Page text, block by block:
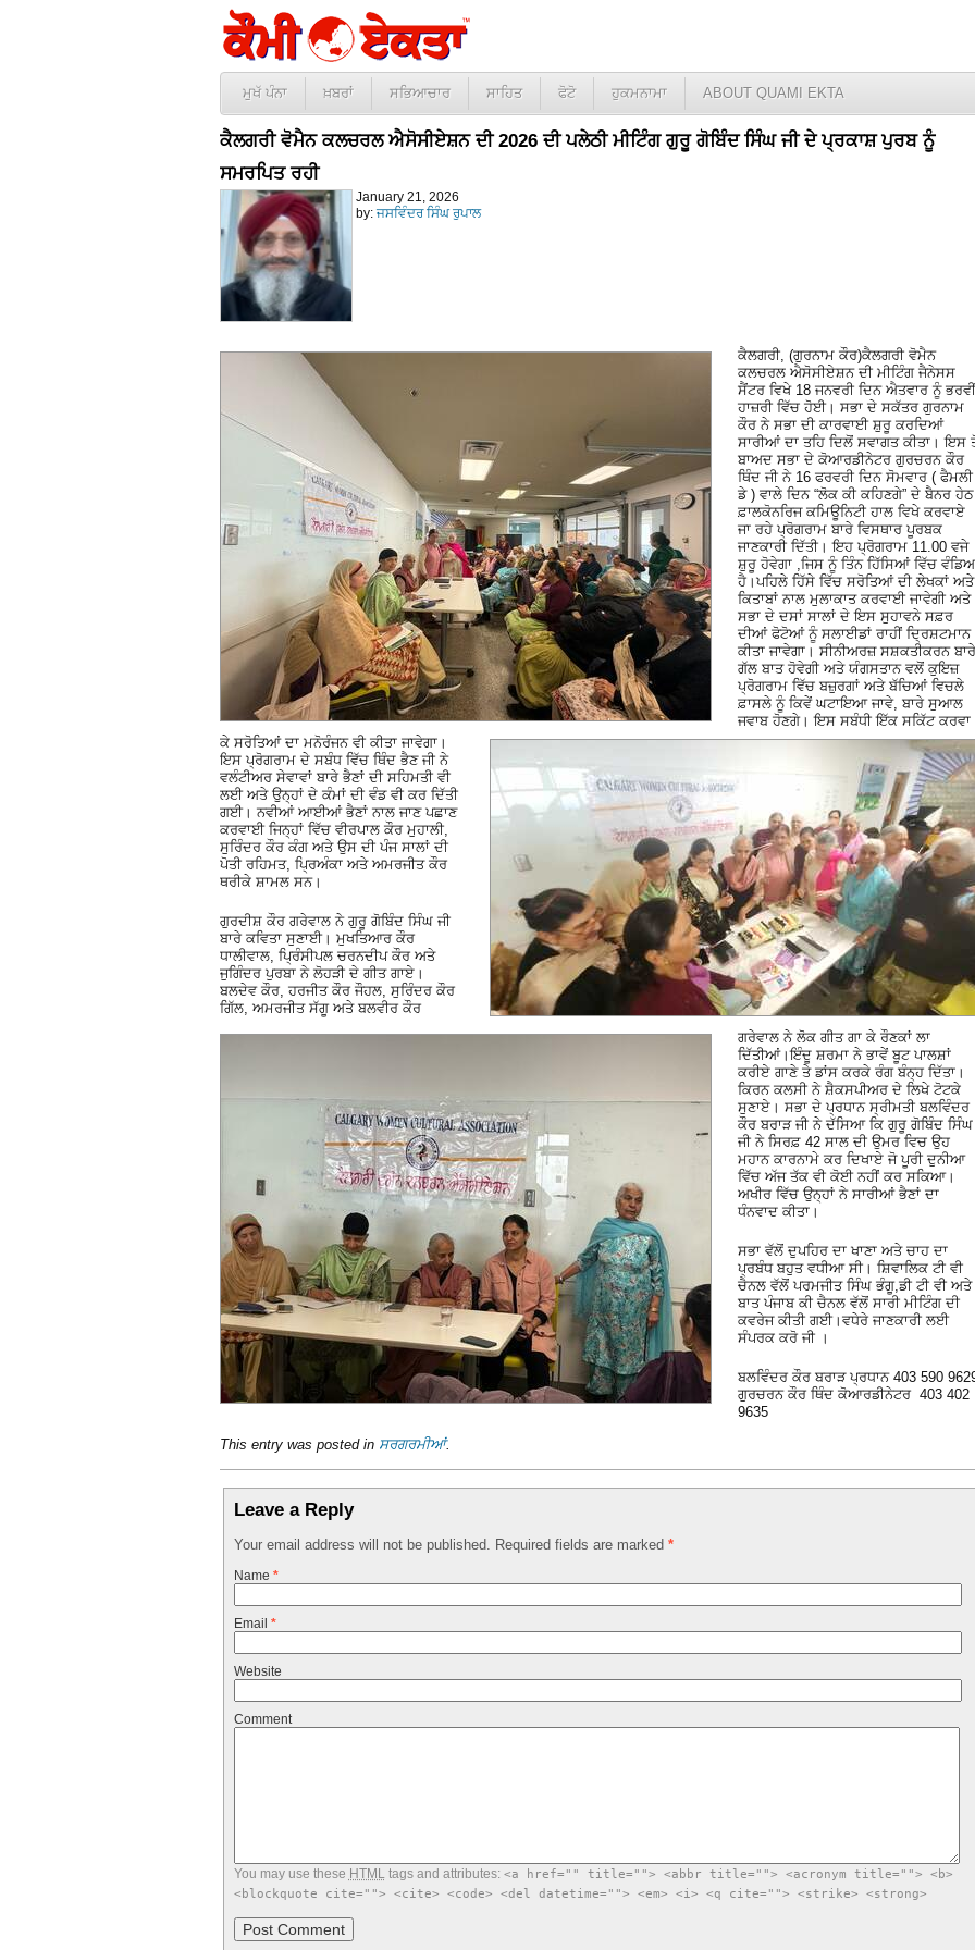
ਮੁਖੱ ਪੰਨਾ ਖ਼ਬਰਾਂ ਸਭਿਆਚਾਰ ਸਾਹਿਤ ਫੋਟੋ ਹੁਕਮਨਾਮਾ ABOUT QUAMI EKTA
ਕੈਲਗਰੀ ਵੋਮੈਨ ਕਲਚਰਲ ਐਸੋਸੀਏਸ਼ਨ ਦੀ 2026 ਦੀ ਪਲੇਠੀ ਮੀਟਿੰਗ ਗੁਰੂ ਗੋਬਿੰਦ ਸਿੰਘ ਜੀ ਦੇ ਪ੍ਰਕਾਸ਼ ਪੁਰਬ ਨੂੰ
ਸਮਰਪਿਤ ਰਹੀ
January 21, 2026
by: ਜਸਵਿੰਦਰ ਸਿੰਘ ਰੁਪਾਲ
ਕੈਲਗਰੀ, (ਗੁਰਨਾਮ ਕੌਰ)ਕੈਲਗਰੀ ਵੋਮੈਨ
ਕਲਚਰਲ ਐਸੋਸੀਏਸ਼ਨ ਦੀ ਮੀਟਿੰਗ ਜੈਨੇਸਸ
ਸੈਂਟਰ ਵਿਖੇ 18 ਜਨਵਰੀ ਦਿਨ ਐਤਵਾਰ ਨੂੰ ਭਰਵੀਂ
ਹਾਜ਼ਰੀ ਵਿੱਚ ਹੋਈ। ਸਭਾ ਦੇ ਸਕੱਤਰ ਗੁਰਨਾਮ
ਕੌਰ ਨੇ ਸਭਾ ਦੀ ਕਾਰਵਾਈ ਸ਼ੁਰੂ ਕਰਦਿਆਂ
ਸਾਰੀਆਂ ਦਾ ਤਹਿ ਦਿਲੋਂ ਸਵਾਗਤ ਕੀਤਾ। ਇਸ
ਬਾਅਦ ਸਭਾ ਦੇ ਕੋਆਰਡੀਨੇਟਰ ਗੁਰਚਰਨ ਕੌਰ
ਥਿੰਦ ਜੀ ਨੇ 16 ਫਰਵਰੀ ਦਿਨ ਸੋਮਵਾਰ ( ਫੈਮਲੀ
ਡੇ ) ਵਾਲੇ ਦਿਨ “ਲੋਕ ਕੀ ਕਹਿਣਗੇ” ਦੇ ਬੈਨਰ ਹੇਠ
ਫ਼ਾਲਕੋਨਰਿਜ ਕਮਿਊਨਿਟੀ ਹਾਲ ਵਿਖੇ ਕਰਵਾਏ
ਜਾ ਰਹੇ ਪ੍ਰੋਗਰਾਮ ਬਾਰੇ ਵਿਸਥਾਰ ਪੂਰਬਕ
ਜਾਣਕਾਰੀ ਦਿੱਤੀ। ਇਹ ਪ੍ਰੋਗਰਾਮ 11.00 ਵਜੇ
ਸ਼ੁਰੂ ਹੋਵੇਗਾ ,ਜਿਸ ਨੂੰ ਤਿੰਨ ਹਿੱਸਿਆਂ ਵਿੱਚ
ਹੈ।ਪਹਿਲੇ ਹਿੱਸੇ ਵਿੱਚ ਸਰੋਤਿਆਂ ਦੀ ਲੇਖਕਾਂ ਅਤੇ
ਕਿਤਾਬਾਂ ਨਾਲ ਮੁਲਾਕਾਤ ਕਰਵਾਈ ਜਾਵੇਗੀ ਅਤੇ
ਸਭਾ ਦੇ ਦਸਾਂ ਸਾਲਾਂ ਦੇ ਇਸ ਸੁਹਾਵਨੇ ਸਫ਼ਰ
ਦੀਆਂ ਫੋਟੋਆਂ ਨੂੰ ਸਲਾਈਡਾਂ ਰਾਹੀਂ ਦ੍ਰਿਸ਼ਟਮਾਨ
ਕੀਤਾ ਜਾਵੇਗਾ। ਸੀਨੀਅਰਜ਼ ਸਸ਼ਕਤੀਕਰਨ ਬਾਰੇ
ਗੱਲ ਬਾਤ ਹੋਵੇਗੀ ਅਤੇ ਯੰਗਸਤਾਨ ਵਲੋਂ ਕੁਇਜ਼
ਪ੍ਰੋਗਰਾਮ ਵਿੱਚ ਬਜ਼ੁਰਗਾਂ ਅਤੇ ਬੱਚਿਆਂ ਵਿਚਲੇ
ਫ਼ਾਸਲੇ ਨੂੰ ਕਿਵੇਂ ਘਟਾਇਆ ਜਾਵੇ, ਬਾਰੇ ਸੁਆਲ
ਜਵਾਬ ਹੋਣਗੇ। ਇਸ ਸਬੰਧੀ ਇੱਕ ਸਕਿੱਟ ਕਰਵਾ
ਕੇ ਸਰੋਤਿਆਂ ਦਾ ਮਨੋਰੰਜਨ ਵੀ ਕੀਤਾ ਜਾਵੇਗਾ।
ਇਸ ਪ੍ਰੋਗਰਾਮ ਦੇ ਸਬੰਧ ਵਿੱਚ ਥਿੰਦ ਭੈਣ ਜੀ ਨੇ
ਵਲੰਟੀਅਰ ਸੇਵਾਵਾਂ ਬਾਰੇ ਭੈਣਾਂ ਦੀ ਸਹਿਮਤੀ ਵੀ
ਲਈ ਅਤੇ ਉਨ੍ਹਾਂ ਦੇ ਕੰਮਾਂ ਦੀ ਵੰਡ ਵੀ ਕਰ ਦਿੱਤੀ
ਗਈ। ਨਵੀਆਂ ਆਈਆਂ ਭੈਣਾਂ ਨਾਲ ਜਾਣ ਪਛਾਣ
ਕਰਵਾਈ ਜਿਨ੍ਹਾਂ ਵਿੱਚ ਵੀਰਪਾਲ ਕੌਰ ਮੁਹਾਲੀ,
ਸੁਰਿੰਦਰ ਕੌਰ ਕੰਗ ਅਤੇ ਉਸ ਦੀ ਪੰਜ ਸਾਲਾਂ ਦੀ
ਪੋਤੀ ਰਹਿਮਤ, ਪ੍ਰਿਅੰਕਾ ਅਤੇ ਅਮਰਜੀਤ ਕੌਰ
ਥਰੀਕੇ ਸ਼ਾਮਲ ਸਨ।
ਗੁਰਦੀਸ਼ ਕੌਰ ਗਰੇਵਾਲ ਨੇ ਗੁਰੂ ਗੋਬਿੰਦ ਸਿੰਘ ਜੀ
ਬਾਰੇ ਕਵਿਤਾ ਸੁਣਾਈ। ਮੁਖਤਿਆਰ ਕੌਰ
ਧਾਲੀਵਾਲ, ਪ੍ਰਿੰਸੀਪਲ ਚਰਨਦੀਪ ਕੌਰ ਅਤੇ
ਜੁਗਿੰਦਰ ਪੁਰਬਾ ਨੇ ਲੋਹੜੀ ਦੇ ਗੀਤ ਗਾਏ।
ਬਲਦੇਵ ਕੌਰ, ਹਰਜੀਤ ਕੌਰ ਜੌਹਲ, ਸੁਰਿੰਦਰ ਕੌਰ
ਗਿੱਲ, ਅਮਰਜੀਤ ਸੱਗੂ ਅਤੇ ਬਲਵੀਰ ਕੌਰ
ਗਰੇਵਾਲ ਨੇ ਲੋਕ ਗੀਤ ਗਾ ਕੇ ਰੌਣਕਾਂ ਲਾ
ਦਿੱਤੀਆਂ।ਇੰਦੂ ਸ਼ਰਮਾ ਨੇ ਭਾਵੇਂ ਬੂਟ ਪਾਲਸ਼ਾਂ
ਕਰੀਏ ਗਾਣੇ ਤੇ ਡਾਂਸ ਕਰਕੇ ਰੰਗ ਬੰਨ੍ਹ ਦਿੱਤਾ।
ਕਿਰਨ ਕਲਸੀ ਨੇ ਸ਼ੈਕਸਪੀਅਰ ਦੇ ਲਿਖੇ ਟੋਟਕੇ
ਸੁਣਾਏ। ਸਭਾ ਦੇ ਪ੍ਰਧਾਨ ਸ੍ਰੀਮਤੀ ਬਲਵਿੰਦਰ
ਕੌਰ ਬਰਾੜ ਜੀ ਨੇ ਦੱਸਿਆ ਕਿ ਗੁਰੂ ਗੋਬਿੰਦ ਸਿੰਘ
ਜੀ ਨੇ ਸਿਰਫ਼ 42 ਸਾਲ ਦੀ ਉਮਰ ਵਿਚ ਉਹ
ਮਹਾਨ ਕਾਰਨਾਮੇ ਕਰ ਦਿਖਾਏ ਜੋ ਪੂਰੀ ਦੁਨੀਆ
ਵਿੱਚ ਅੱਜ ਤੱਕ ਵੀ ਕੋਈ ਨਹੀਂ ਕਰ ਸਕਿਆ।
ਅਖੀਰ ਵਿੱਚ ਉਨ੍ਹਾਂ ਨੇ ਸਾਰੀਆਂ ਭੈਣਾਂ ਦਾ
ਧੰਨਵਾਦ ਕੀਤਾ।
ਸਭਾ ਵੱਲੋਂ ਦੁਪਹਿਰ ਦਾ ਖਾਣਾ ਅਤੇ ਚਾਹ ਦਾ
ਪ੍ਰਬੰਧ ਬਹੁਤ ਵਧੀਆ ਸੀ। ਸ਼ਿਵਾਲਿਕ ਟੀ ਵੀ
ਚੈਨਲ ਵੱਲੋਂ ਪਰਮਜੀਤ ਸਿੰਘ ਭੰਗੂ,ਡੀ ਟੀ ਵੀ ਅਤੇ
ਬਾਤ ਪੰਜਾਬ ਕੀ ਚੈਨਲ ਵੱਲੋਂ ਸਾਰੀ ਮੀਟਿੰਗ ਦੀ
ਕਵਰੇਜ ਕੀਤੀ ਗਈ।ਵਧੇਰੇ ਜਾਣਕਾਰੀ ਲਈ
ਸੰਪਰਕ ਕਰੋ ਜੀ ।
ਬਲਵਿੰਦਰ ਕੌਰ ਬਰਾੜ ਪ੍ਰਧਾਨ 403 590
ਗੁਰਚਰਨ ਕੌਰ ਥਿੰਦ ਕੋਆਰਡੀਨੇਟਰ 403 402
9635
This entry was posted in ਸਰਗਰਮੀਆਂ.
Leave a Reply
Your email address will not be published. Required fields are marked *
Name *
Email *
Website
Comment
You may use these HTMLtags and attributes: <a href="" title=""> <abbr title=""> <acronym title=""> <b>
<blockquote cite=""> <cite> <code> <del datetime=""> <em> <i> <q cite=""> <strike> <strong>